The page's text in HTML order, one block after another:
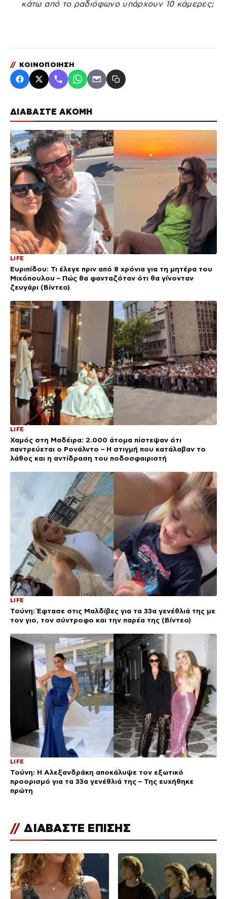
ΔΙΑΒΑΣΤΕ ΑΚΟΜΗ
LIFE
Ευριπίδου: Τι έλεγε πριν από 8 χρόνια για τη μητέρα του
Μιχόπουλου – Πώς θα φανταζόταν ότι θα γίνονταν
ζευγάρι (Βίντεο)
LIFE
Χαμός στη Μαδέιρα: 2.000 άτομα πίστεψαν ότι
παντρεύεται ο Ρονάλντο – Η στιγμή που κατάλαβαν το
λάθος και η αντίδραση του ποδοσφαιριστή
LIFE
Τούνη: Έφτασε στις Μαλδίβες για τα 33α γενέθλιά της με
τον γιο, τον σύντροφο και την παρέα της (Βίντεο)
LIFE
Τούνη: Η Αλεξανδράκη αποκάλυψε τον εξωτικό
προορισμό για τα 33α γενέθλιά της – Της ευχήθηκε
πρώτη
κάτω από το ραδιόφωνο υπάρχουν 10 κάμερες;
// ΚΟΙΝΟΠΟΙΗΣΗ
// ΔΙΑΒΑΣΤΕ ΕΠΙΣΗΣ